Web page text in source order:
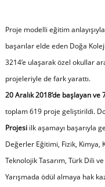
Proje modelli eğitim
başarılar elde eden Doğa
3214’e ulaşarak özel okullar
projeleriyle de fark yarattı.
20 Aralık 2018’de başlayan ve
toplam 619 proje geliştirildi.
Projesiilk aşamayı başarıyla
Değerler Eğitimi, Fizik, Kimya,
Teknolojik Tasarım, Türk Dili
Yarışmada ödül almaya hak